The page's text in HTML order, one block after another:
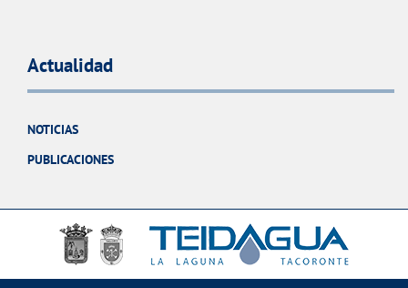
Actualidad
NOTICIAS
PUBLICACIONES